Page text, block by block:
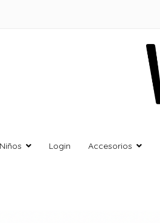
Niños Login Accesorios